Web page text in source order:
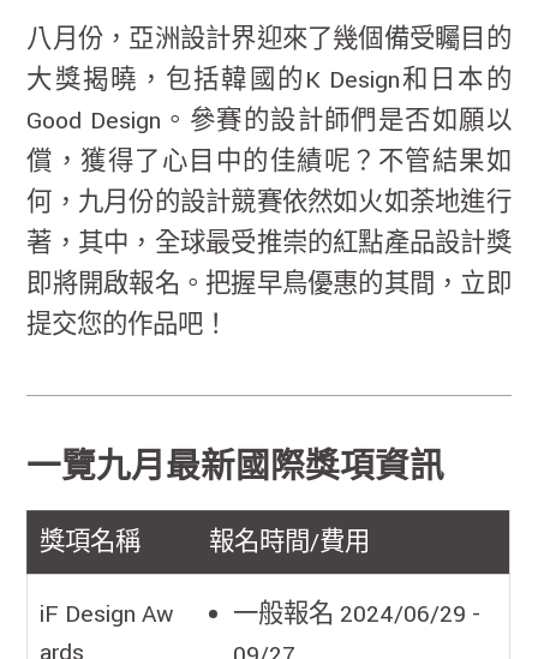
八月份，亞洲設計界迎來了幾個備受矚目的
大獎揭曉，包括韓國的K Design和日本的
Good Design。參賽的設計師們是否如願以
償，獲得了心目中的佳績呢？不管結果如
何，九月份的設計競賽依然如火如荼地進行
著，其中，全球最受推崇的紅點產品設計獎
即將開啟報名。把握早鳥優惠的其間，立即
提交您的作品吧！
一覽九月最新國際獎項資訊
獎項名稱 報名時間/費用
iF Design Aw
一般報名 2024/06/29 -